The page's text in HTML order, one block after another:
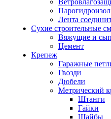
Лента
Сухие строительные
Вяжущие и
Цемент
Крепеж
Гаражные
Гвозди
Дюбели
Метрический
Штанги
Гайки
Шайбы